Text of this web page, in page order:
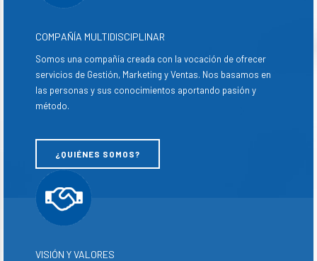
COMPAÑÍA MULTIDISCIPLINAR
Somos una compañía creada con la vocación de ofrecer
servicios de Gestión, Marketing y Ventas. Nos basamos en
las personas y sus conocimientos aportando pasión y
método.
¿QUIÉNES SOMOS?
VISIÓN Y VALORES